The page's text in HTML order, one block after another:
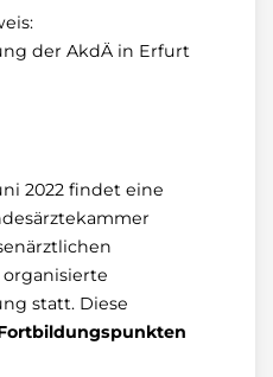
der AkdÄ in Erfurt
2022 findet eine
statt. Diese